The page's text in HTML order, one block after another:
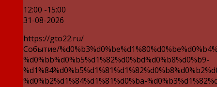
12:00 -15:00
31-08-2026
https://gto22.ru/
Событие/
%d0%bb%d0%b5%d1%82%d0%bd%d0%b8%d0%b9-
%d0%b2%d1%84%d1%81%d0%ba-